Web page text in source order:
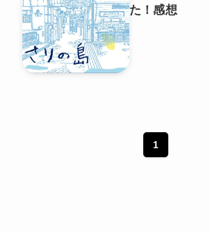
た！感想
1